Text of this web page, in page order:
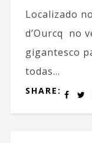
Localizado
d’Ourcq no
gigantesco
todas...
SHARE: